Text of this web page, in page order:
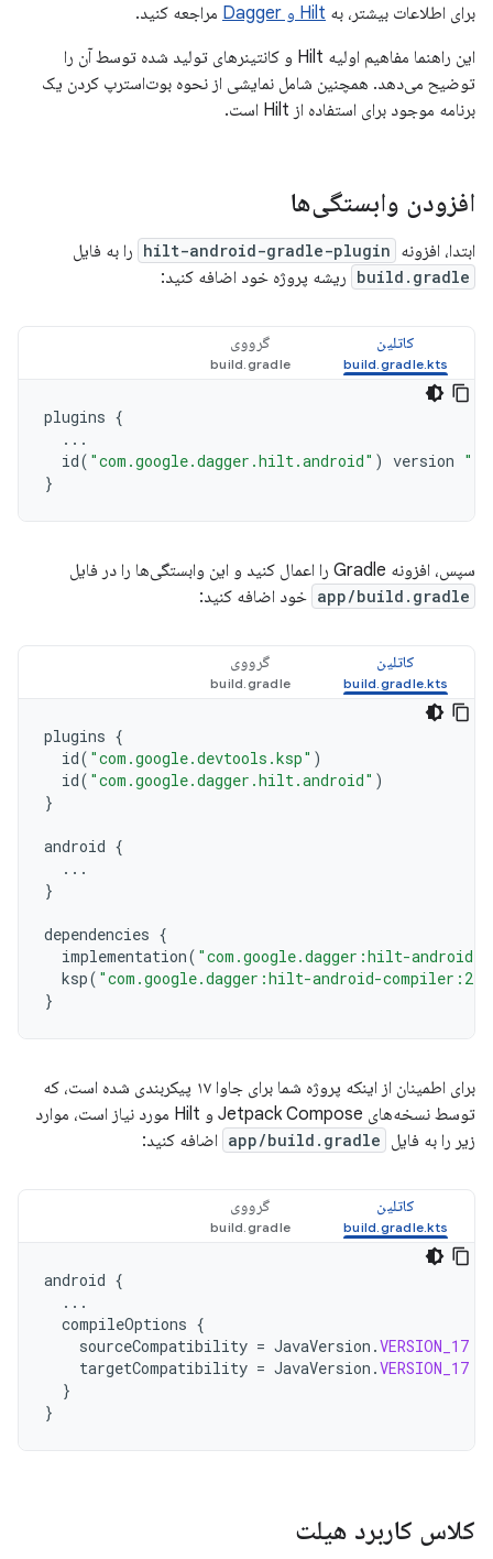
برای اطلاعات بیشتر، به Hilt و Dagger
مراجعه کنید.
این راهنما مفاهیم اولیه Hilt و کانتینرهای تولید شده توسط آن را
توضیح می‌دهد. همچنین شامل نمایشی از نحوه بوت‌استرپ کردن یک
برنامه موجود برای استفاده از Hilt است.
افزودن وابستگی‌ها
ابتدا، افزونه hilt-android-gradle-plugin را به فایل
build.gradle ریشه پروژه خود اضافه کنید:
کاتلین گرووی
plugins {
...
id( "com.google.dagger.hilt.android" ) version
}
سپس، افزونه Gradle را اعمال کنید و این وابستگی‌ها را در فایل
app/build.gradle خود اضافه کنید:
کاتلین گرووی
plugins {
id( "com.google.devtools.ksp" )
id( "com.google.dagger.hilt.android" )
}
android {
...
}
dependencies {
implementation( "com.google.dagger:hilt-
ksp( "com.google.dagger:hilt-android-
}
برای اطمینان از اینکه پروژه شما برای جاوا ۱۷ پیکربندی شده است، که
توسط نسخه‌های Jetpack Compose و Hilt مورد نیاز است، موارد
زیر را به فایل app/build.gradle اضافه کنید:
کاتلین گرووی
android {
...
compileOptions {
sourceCompatibility = JavaVersion .VERSION_17
targetCompatibility = JavaVersion .VERSION_17
}
}
کلاس کاربرد هیلت